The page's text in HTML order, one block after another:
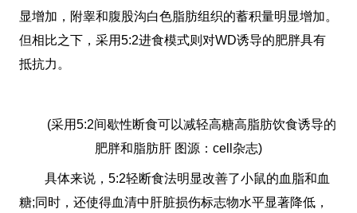
显增加，附睾和腹股沟白色脂肪组织的蓄积量明显增加。
但相比之下，采用5:2进食模式则对WD诱导的肥胖具有
抵抗力。
(采用5:2间歇性断食可以减轻高糖高脂肪饮食诱导的
肥胖和脂肪肝 图源：cell杂志)
具体来说，5:2轻断食法明显改善了小鼠的血脂和血
糖;同时，还使得血清中肝脏损伤标志物水平显著降低，